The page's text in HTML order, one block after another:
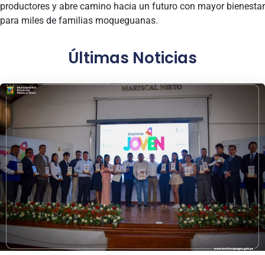
productores y abre camino hacia un futuro con mayor bienestar
para miles de familias moqueguanas.
Últimas Noticias